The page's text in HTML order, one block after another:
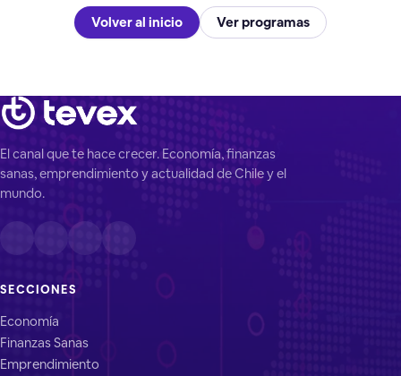
Volver al inicio Ver programas
El canal que te hace crecer. Economía, finanzas
sanas, emprendimiento y actualidad de Chile y el
mundo.
SECCIONES
Economía
Finanzas Sanas
Emprendimiento